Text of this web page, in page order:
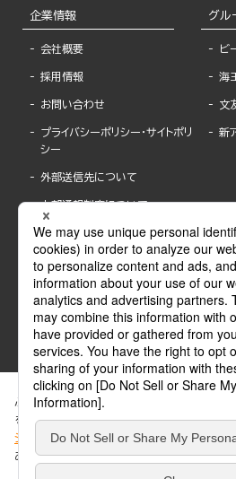
企業情報
会社概要
採用情報
お問い合わせ
プライバシーポリシー・サイトポリ
シー
外部送信先について
内部通報制度について
グル
ビ
海
文
新
ABJマークは、この電子書店・電子書籍配信サービス
得た正規版配信サービスであることを示す登録商
ABJマークの詳細、ABJマークを掲示しているサービ
ぶんか社が運営するサイトでは、利便性
を使用しています。 当社のCookieについ
シー
」をご覧ください。当サイトでは、訪
ありません。